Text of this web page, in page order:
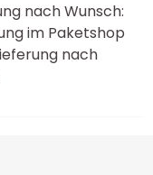
nach Wunsch:
im Paketshop
nach